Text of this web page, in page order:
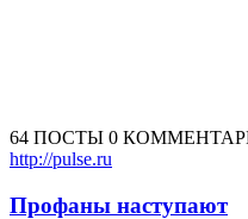
64 ПОСТЫ 0
http://pulse.ru
Профаны наступают